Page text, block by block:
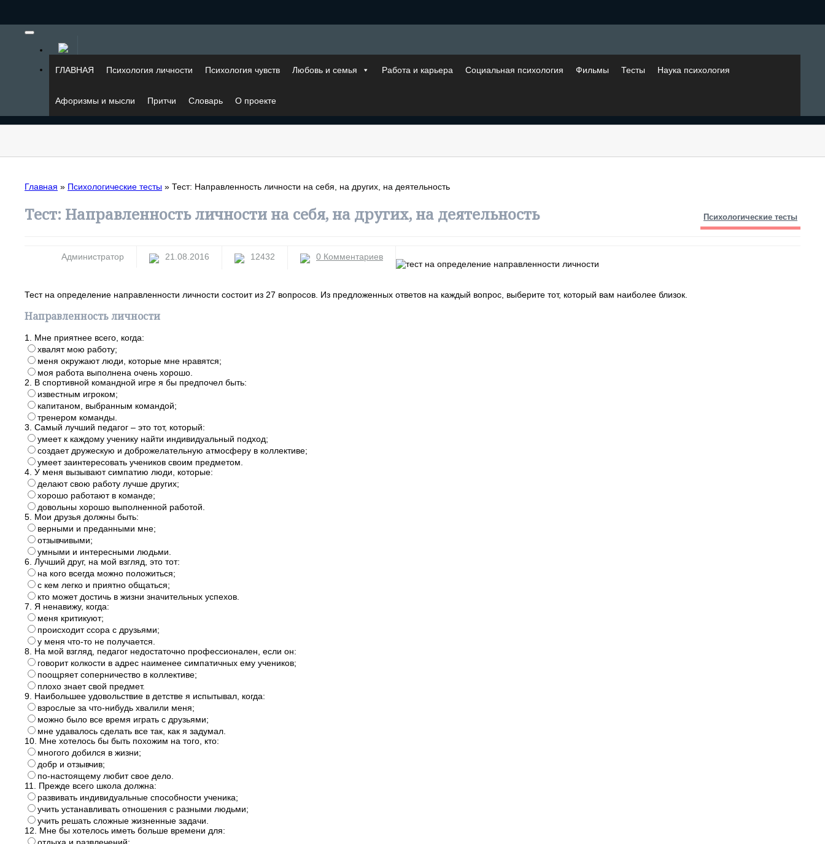
ГЛАВНАЯ Психология личности Психология чувств Любовь и семья Работа и карьера Социальная психология Фильмы Тесты Наука психология
Афоризмы и мысли Притчи Словарь О проекте
Главная » Психологические тесты » Тест: Направленность личности на себя, на других, на деятельность
Тест: Направленность личности на себя, на других, на деятельность Психологические тесты
Администратор 21.08.2016 12432 0 Комментариев
Тест на определение направленности личности состоит из 27 вопросов. Из предложенных ответов на каждый вопрос, выберите тот, который вам наиболее близок.
Направленность личности
1. Мне приятнее всего, когда:
хвалят мою работу;
меня окружают люди, которые мне нравятся;
моя работа выполнена очень хорошо.
2. В спортивной командной игре я бы предпочел быть:
известным игроком;
капитаном, выбранным командой;
тренером команды.
3. Самый лучший педагог – это тот, который:
умеет к каждому ученику найти индивидуальный подход;
создает дружескую и доброжелательную атмосферу в коллективе;
умеет заинтересовать учеников своим предметом.
4. У меня вызывают симпатию люди, которые:
делают свою работу лучше других;
хорошо работают в команде;
довольны хорошо выполненной работой.
5. Мои друзья должны быть:
верными и преданными мне;
отзывчивыми;
умными и интересными людьми.
6. Лучший друг, на мой взгляд, это тот:
на кого всегда можно положиться;
с кем легко и приятно общаться;
кто может достичь в жизни значительных успехов.
7. Я ненавижу, когда:
меня критикуют;
происходит ссора с друзьями;
у меня что-то не получается.
8. На мой взгляд, педагог недостаточно профессионален, если он:
говорит колкости в адрес наименее симпатичных ему учеников;
поощряет соперничество в коллективе;
плохо знает свой предмет.
9. Наибольшее удовольствие в детстве я испытывал, когда:
взрослые за что-нибудь хвалили меня;
можно было все время играть с друзьями;
мне удавалось сделать все так, как я задумал.
10. Мне хотелось бы быть похожим на того, кто:
многого добился в жизни;
добр и отзывчив;
по-настоящему любит свое дело.
11. Прежде всего школа должна:
развивать индивидуальные способности ученика;
учить устанавливать отношения с разными людьми;
учить решать сложные жизненные задачи.
12. Мне бы хотелось иметь больше времени для: